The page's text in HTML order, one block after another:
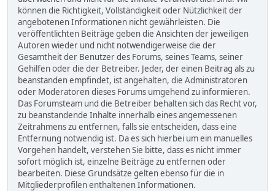
können die Richtigkeit, Vollständigkeit oder Nützlichkeit der
angebotenen Informationen nicht gewährleisten. Die
veröffentlichten Beiträge geben die Ansichten der jeweiligen
Autoren wieder und nicht notwendigerweise die der
Gesamtheit der Benutzer des Forums, seines Teams, seiner
Gehilfen oder die der Betreiber. Jeder, der einen Beitrag als zu
beanstanden empfindet, ist angehalten, die Administratoren
oder Moderatoren dieses Forums umgehend zu informieren.
Das Forumsteam und die Betreiber behalten sich das Recht vor,
zu beanstandende Inhalte innerhalb eines angemessenen
Zeitrahmens zu entfernen, falls sie entscheiden, dass eine
Entfernung notwendig ist. Da es sich hierbei um ein manuelles
Vorgehen handelt, verstehen Sie bitte, dass es nicht immer
sofort möglich ist, einzelne Beiträge zu entfernen oder
bearbeiten. Diese Grundsätze gelten ebenso für die in
Mitgliederprofilen enthaltenen Informationen.